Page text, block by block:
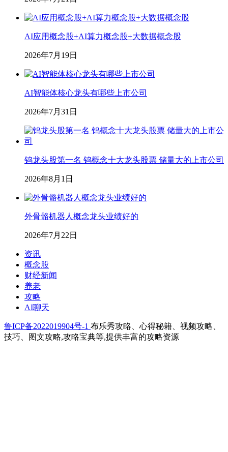
AI应用概念股+AI算力概念股+大数据概念股
2026年7月19日
AI智能体核心龙头有哪些上市公司
2026年7月31日
钨龙头股第一名 钨概念十大龙头股票 储量大的上市公司
2026年8月1日
外骨骼机器人概念龙头业绩好的
2026年7月22日
资讯
概念股
财经新闻
养老
攻略
AI聊天
鲁ICP备2022019904号-1 布乐秀攻略、心得秘籍、视频攻略、
技巧、图文攻略,攻略宝典等,提供丰富的攻略资源